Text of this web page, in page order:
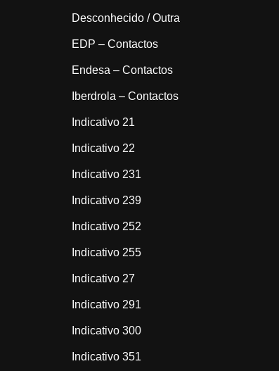
Desconhecido / Outra
EDP – Contactos
Endesa – Contactos
Iberdrola – Contactos
Indicativo 21
Indicativo 22
Indicativo 231
Indicativo 239
Indicativo 252
Indicativo 255
Indicativo 27
Indicativo 291
Indicativo 300
Indicativo 351